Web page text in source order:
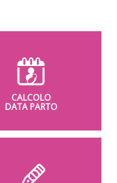
CALCOLO
DATA PARTO